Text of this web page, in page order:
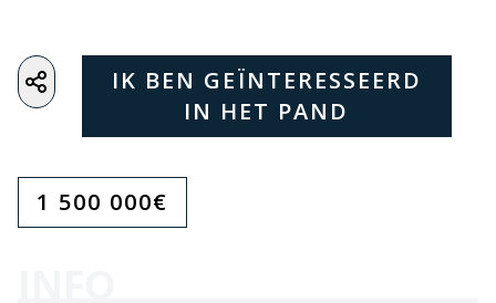
IK BEN GEÏNTERESSEERD
IN HET PAND
1 500 000€